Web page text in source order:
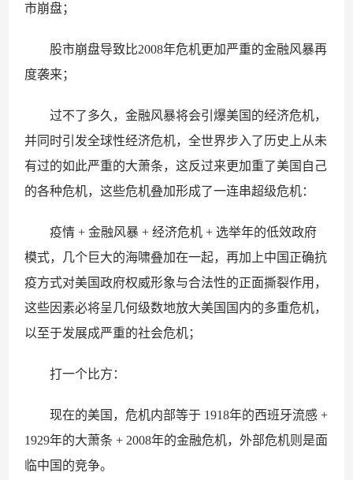
市崩盘；
股市崩盘导致比2008年危机更加严重的金融风暴再
度袭来；
过不了多久，金融风暴将会引爆美国的经济危机，
并同时引发全球性经济危机，全世界步入了历史上从未
有过的如此严重的大萧条，这反过来更加重了美国自己
的各种危机，这些危机叠加形成了一连串超级危机：
疫情 + 金融风暴 + 经济危机 + 选举年的低效政府
模式，几个巨大的海啸叠加在一起，再加上中国正确抗
疫方式对美国政府权威形象与合法性的正面撕裂作用，
这些因素必将呈几何级数地放大美国国内的多重危机，
以至于发展成严重的社会危机；
打一个比方：
现在的美国，危机内部等于 1918年的西班牙流感 +
1929年的大萧条 + 2008年的金融危机，外部危机则是面
临中国的竞争。